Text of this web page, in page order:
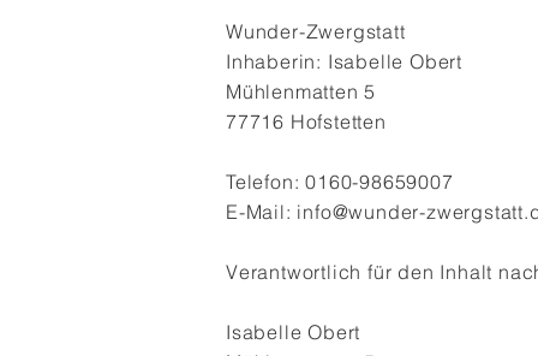
Wunder-Zwergstatt
Inhaberin: Isabelle Obert
Mühlenmatten 5
77716 Hofstetten
Telefon: 0160-98659007
E-Mail: info@wunder-
Verantwortlich für den Inhalt
Isabelle Obert